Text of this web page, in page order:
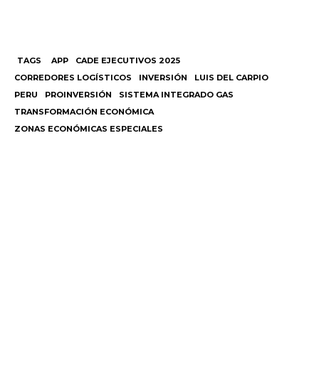
TAGS APP
CADE EJECUTIVOS 2025
CORREDORES LOGÍSTICOS
INVERSIÓN
LUIS DEL CARPIO
PERU
PROINVERSIÓN
SISTEMA INTEGRADO GAS
TRANSFORMACIÓN ECONÓMICA
ZONAS ECONÓMICAS ESPECIALES